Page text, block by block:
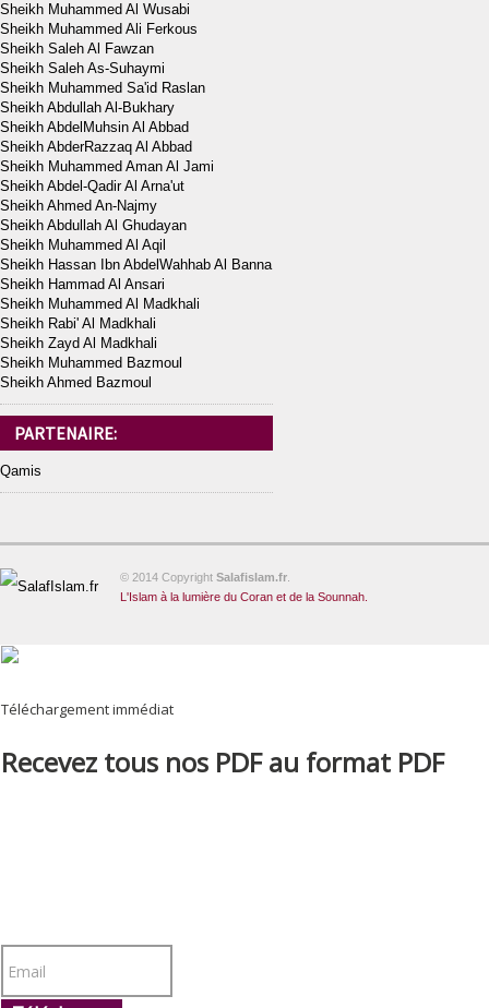
Sheikh Muhammed Al Wusabi
Sheikh Muhammed Ali Ferkous
Sheikh Saleh Al Fawzan
Sheikh Saleh As-Suhaymi
Sheikh Muhammed Sa'id Raslan
Sheikh Abdullah Al-Bukhary
Sheikh AbdelMuhsin Al Abbad
Sheikh AbderRazzaq Al Abbad
Sheikh Muhammed Aman Al Jami
Sheikh Abdel-Qadir Al Arna'ut
Sheikh Ahmed An-Najmy
Sheikh Abdullah Al Ghudayan
Sheikh Muhammed Al Aqil
Sheikh Hassan Ibn AbdelWahhab Al Banna
Sheikh Hammad Al Ansari
Sheikh Muhammed Al Madkhali
Sheikh Rabi' Al Madkhali
Sheikh Zayd Al Madkhali
Sheikh Muhammed Bazmoul
Sheikh Ahmed Bazmoul
PARTENAIRE:
Qamis
© 2014 Copyright Salafislam.fr
L'Islam à la lumière du Coran et de la Sounnah.
Téléchargement immédiat
Recevez tous nos PDF au format PDF